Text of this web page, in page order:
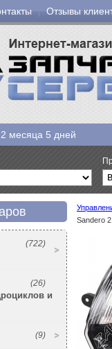
Отзывы
месяца 5 дней
(722)
(26)
и
(9)
Sandero